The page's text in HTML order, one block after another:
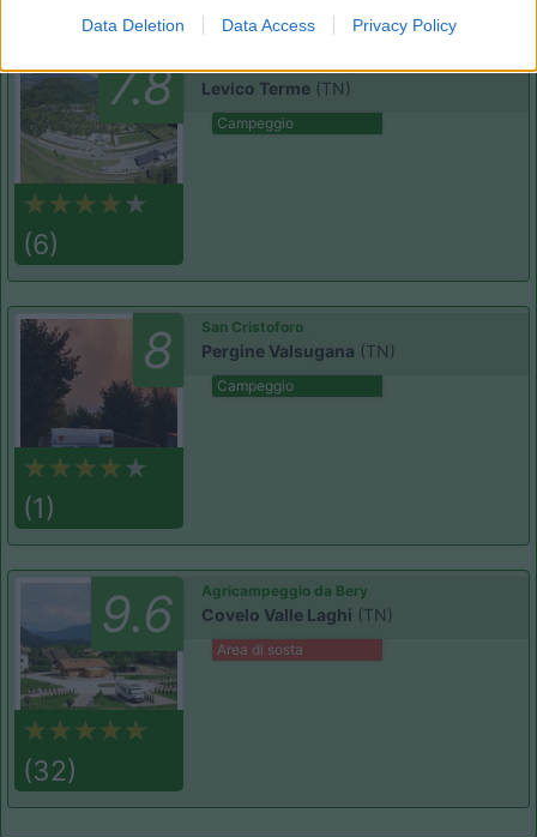
Data Deletion Data Access Privacy Policy
7.8
(6)
Club del Sole Due Laghi Levico Family Collection
Levico Terme (TN)
Campeggio
8
(1)
San Cristoforo
Pergine Valsugana (TN)
Campeggio
9.6
(32)
Agricampeggio da Bery
Covelo Valle Laghi (TN)
Area di sosta